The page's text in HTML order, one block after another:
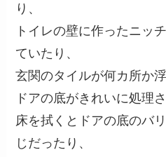
り、
トイレの壁に作ったニッ
ていたり、
玄関のタイルが何カ所か
ドアの底がきれいに処理
床を拭くとドアの底のバ
じだったり、